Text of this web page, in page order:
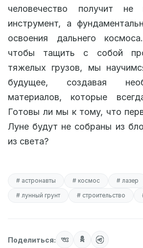
человечество получит не
инструмент, а
освоения дальнего
чтобы тащить с собой
тяжелых грузов, мы
будущее, создавая
материалов, которые
Готовы ли мы к тому, что
Луне будут не собраны из
из света?
# астронавты # космос # лазер
# лунный грунт
# строительство
Поделиться: